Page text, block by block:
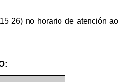
26) no horario de atención ao